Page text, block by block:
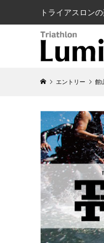
トライアスロン
エントリー 館